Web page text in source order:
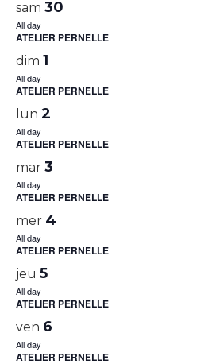
sam 30
All day
ATELIER PERNELLE
dim 1
All day
ATELIER PERNELLE
lun 2
All day
ATELIER PERNELLE
mar 3
All day
ATELIER PERNELLE
mer 4
All day
ATELIER PERNELLE
jeu 5
All day
ATELIER PERNELLE
ven 6
All day
ATELIER PERNELLE